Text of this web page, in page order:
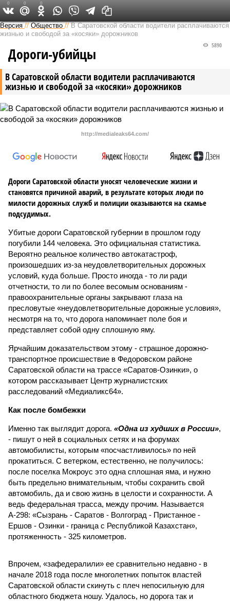
Версия в Саратове
Версия //Общество //В Саратовской области водители расплачиваются
жизнью и свободой за «косяки» дорожников
В Саратовской области водители расплачиваются
жизнью и свободой за «косяки» дорожников
5890
Дороги-убийцы
http://medialeaks64.com/
Дороги Саратовской области уносят человеческие жизни и
становятся причиной аварий, в результате которых люди по
милости дорожных служб и полиции оказываются на скамье
подсудимых.
Убитые дороги Саратовской губернии в прошлом году
погубили 144 человека. Это официальная статистика.
Вероятно реальное количество автокатастроф,
произошедших из-за неудовлетворительных дорожных
условий, куда больше. Просто иногда - то ли ради
отчетности, то ли по более весомым основаниям -
правоохранительные органы закрывают глаза на
пресловутые «неудовлетворительные дорожные условия»,
несмотря на то, что дорога напоминает поле боя и
представляет собой одну сплошную яму.
Ярчайшим доказательством этому - страшное дорожно-
транспортное происшествие в Федоровском районе
Саратовской области на трассе «Саратов-Озинки», о
котором рассказывает Центр журналистских
расследований «Медиаликс64».
Как после бомбежки
Именно так выглядит дорога. «Одна из худших в России»,
- пишут о ней в социальных сетях и на форумах
автомобилисты, которым «посчастливилось» по ней
прокатиться. С ветерком, естественно, не получилось:
после поселка Мокроус это одна сплошная яма, и нужно
быть предельно внимательным, чтобы сохранить свой
автомобиль, да и свою жизнь в целости и сохранности. А
ведь федеральная трасса, между прочим. Называется
А-298: «Сызрань - Саратов - Волгоград - Пристанное -
Ершов - Озинки - граница с Республикой Казахстан»,
протяженность - 325 километров.
Впрочем, «зафедералили» ее сравнительно недавно - в
начале 2018 года после многолетних попыток властей
Саратовской области скинуть с плеч непосильную для
областного бюджета ношу. Удалось, но дорога так и
0 0 0